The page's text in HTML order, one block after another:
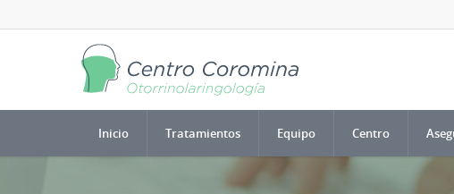
Inicio Tratamientos Equipo Centro